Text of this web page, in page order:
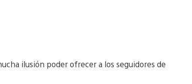
ilusión poder ofrecer a los seguidores de